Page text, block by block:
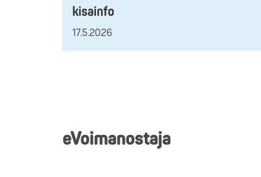
kisainfo
17.5.2026
eVoimanostaja